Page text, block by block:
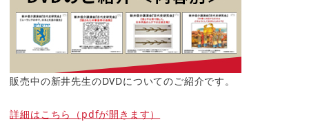
販売中の新井先生のDVDについてのご紹介です。
詳細はこちら（pdfが開きます）